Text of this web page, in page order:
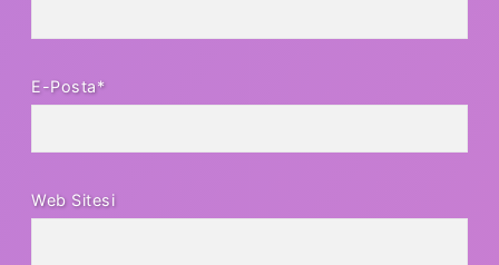
E-Posta*
Web Sitesi